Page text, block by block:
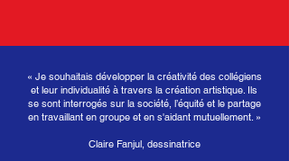
« Je souhaitais développer la créativité des collégiens
et leur individualité à travers la création artistique. Ils
se sont interrogés sur la société, l’équité et le partage
en travaillant en groupe et en s'aidant mutuellement. »
Claire Fanjul, dessinatrice